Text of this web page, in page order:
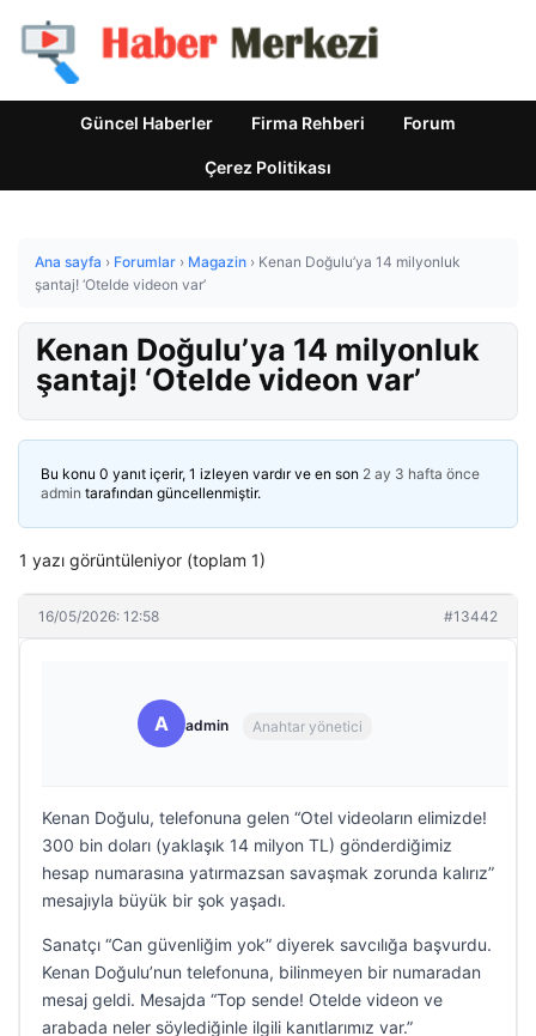
Güncel Haberler Firma Rehberi Forum
Çerez Politikası
Ana sayfa › Forumlar › Magazin › Kenan Doğulu’ya 14 milyonluk
şantaj! ‘Otelde videon var’
Kenan Doğulu’ya 14 milyonluk
şantaj! ‘Otelde videon var’
Bu konu 0 yanıt içerir, 1 izleyen vardır ve en son 2 ay 3 hafta önce
admin tarafından güncellenmiştir.
1 yazı görüntüleniyor (toplam 1)
16/05/2026: 12:58 #13442
A admin Anahtar yönetici
Kenan Doğulu, telefonuna gelen “Otel videoların elimizde!
300 bin doları (yaklaşık 14 milyon TL) gönderdiğimiz
hesap numarasına yatırmazsan savaşmak zorunda kalırız”
mesajıyla büyük bir şok yaşadı.
Sanatçı “Can güvenliğim yok” diyerek savcılığa başvurdu.
Kenan Doğulu’nun telefonuna, bilinmeyen bir numaradan
mesaj geldi. Mesajda “Top sende! Otelde videon ve
arabada neler söylediğinle ilgili kanıtlarımız var.”